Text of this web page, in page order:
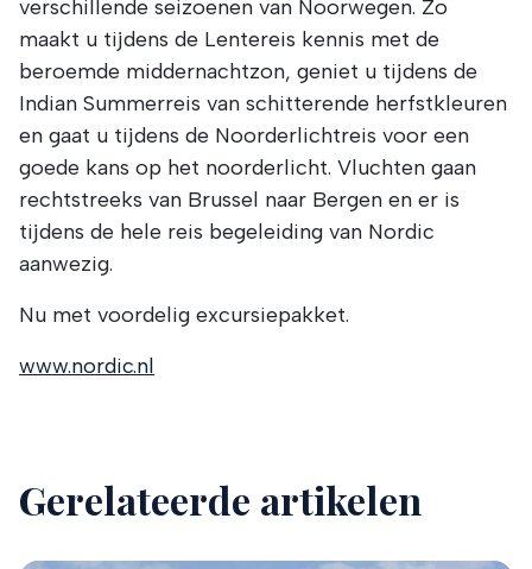
verschillende seizoenen van Noorwegen. Zo
maakt u tijdens de Lentereis kennis met de
beroemde middernachtzon, geniet u tijdens de
Indian Summerreis van schitterende herfstkleuren
en gaat u tijdens de Noorderlichtreis voor een
goede kans op het noorderlicht. Vluchten gaan
rechtstreeks van Brussel naar Bergen en er is
tijdens de hele reis begeleiding van Nordic
aanwezig.
Nu met voordelig excursiepakket.
www.nordic.nl
Gerelateerde artikelen